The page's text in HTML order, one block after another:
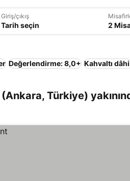
Giriş/çıkış
Tarih seçin 2
Değerlendirme: 8,0+ Kahvaltı
Türkiye)